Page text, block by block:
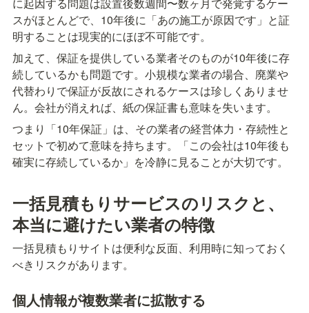
スがほとんどで、10年後に「あの施工が原因です」と証
明することは現実的にほぼ不可能です。
加えて、保証を提供している業者そのものが10年後に存
続しているかも問題です。小規模な業者の場合、廃業や
代替わりで保証が反故にされるケースは珍しくありませ
ん。会社が消えれば、紙の保証書も意味を失います。
つまり「10年保証」は、その業者の経営体力・存続性と
セットで初めて意味を持ちます。「この会社は10年後も
確実に存続しているか」を冷静に見ることが大切です。
一括見積もりサービスのリスクと、
本当に避けたい業者の特徴
一括見積もりサイトは便利な反面、利用時に知っておく
べきリスクがあります。
個人情報が複数業者に拡散する